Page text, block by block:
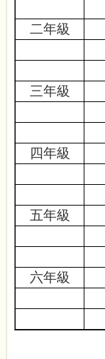
二年級
三年級
四年級
五年級
六年級